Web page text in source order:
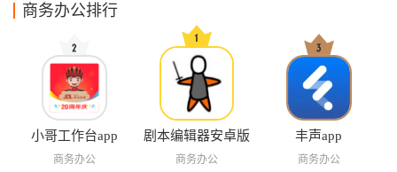
商务办公排行
小哥工作台app
商务办公
剧本编辑器安卓版
商务办公
丰声app
商务办公